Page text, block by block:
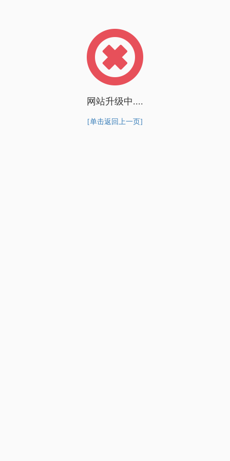
网站升级中....
[单击返回上一页]